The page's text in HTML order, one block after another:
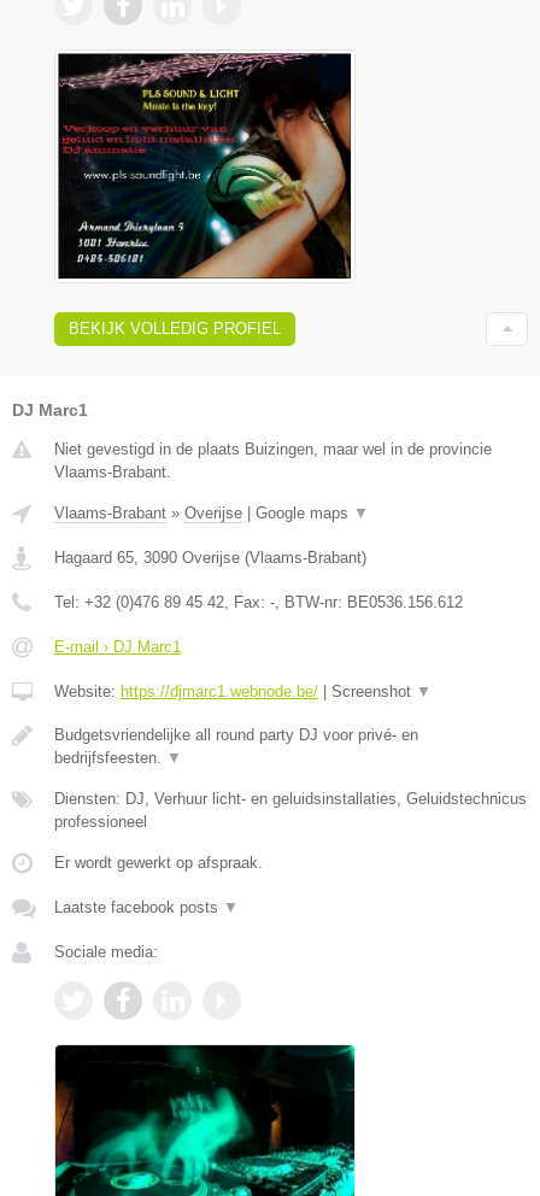
BEKIJK VOLLEDIG PROFIEL
DJ Marc1
Niet gevestigd in de plaats Buizingen, maar wel in de provincie
Vlaams-Brabant.
Vlaams-Brabant » Overijse Google maps ▼
Hagaard 65, 3090 Overijse (Vlaams-Brabant)
Tel: +32 (0)476 89 45 42, Fax: -, BTW-nr: BE0536.156.612
E-mail › DJ Marc1
Website: https://djmarc1.webnode.be/ Screenshot ▼
Budgetsvriendelijke all round party DJ voor privé- en
bedrijfsfeesten. ▼
Diensten: DJ, Verhuur licht- en geluidsinstallaties, Geluidstechnicus
professioneel
Er wordt gewerkt op afspraak.
Laatste facebook posts ▼
Sociale media: